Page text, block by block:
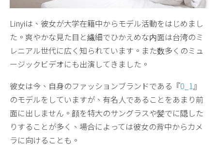
Linyiは、彼女が大学在籍中からモデル活動をはじめまし
た。爽やかな見た目と繊細でひかえめな内面は台湾のミ
レニアル世代に広く知られています。また数多くのミュ
ージックビデオにも出演してきました。
彼女は今、自身のファッションブランドである『0_1』
のモデルをしていますが、有名人であることをあまり前
面に出しません。顔を特大のサングラスや髪でに隠した
りすることが多く、場合によっては彼女の背中からカメ
ラに向けることも。